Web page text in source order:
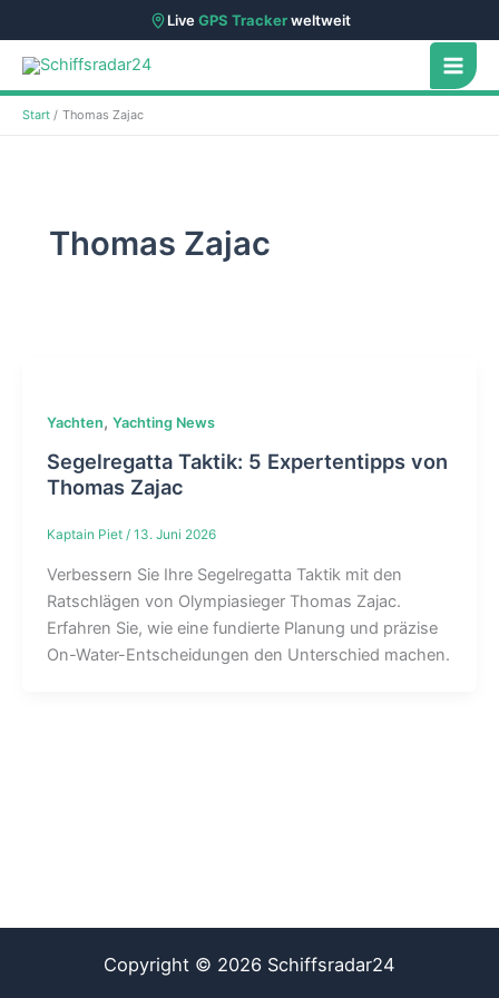
LiveGPS Trackerweltweit
Zum
Inhalt
springen
Start Thomas Zajac
Thomas Zajac
Yachten, Yachting News
Segelregatta Taktik: 5 Expertentipps von
Thomas Zajac
Kaptain Piet / 13. Juni 2026
Verbessern Sie Ihre Segelregatta Taktik mit den
Ratschlägen von Olympiasieger Thomas Zajac.
Erfahren Sie, wie eine fundierte Planung und präzise
On-Water-Entscheidungen den Unterschied machen.
Copyright © 2026 Schiffsradar24